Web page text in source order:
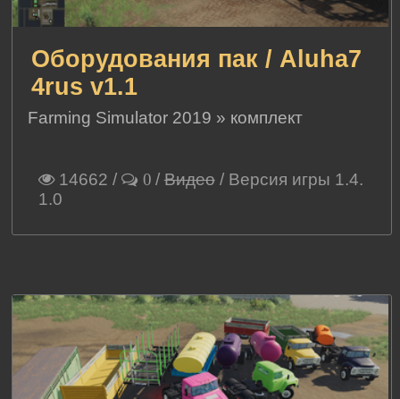
Оборудования пак / Aluha7
4rus v1.1
Farming Simulator 2019 » комплект
14662 / 0 /Видео/ Версия игры 1.4.
1.0